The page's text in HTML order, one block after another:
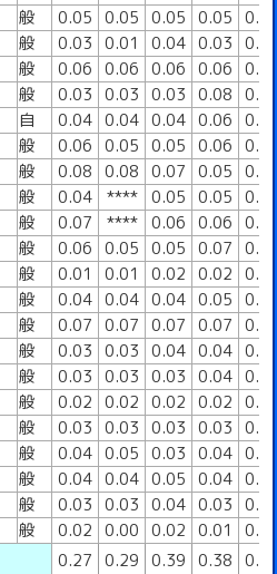
般 0.05 0.05 0.05 0.05
般 0.03 0.01 0.04 0.03
般 0.06 0.06 0.06 0.06
般 0.03 0.03 0.03 0.08
自 0.04 0.04 0.04 0.06
般 0.06 0.05 0.05 0.06
般 0.08 0.08 0.07 0.05
般 0.04 **** 0.05 0.05
般 0.07 **** 0.06 0.06
般 0.06 0.05 0.05 0.07
般 0.01 0.01 0.02 0.02
般 0.04 0.04 0.04 0.05
般 0.07 0.07 0.07 0.07
般 0.03 0.03 0.04 0.04
般 0.03 0.03 0.03 0.04
般 0.02 0.02 0.02 0.02
般 0.03 0.03 0.03 0.03
般 0.04 0.05 0.03 0.04
般 0.04 0.04 0.05 0.04
般 0.03 0.03 0.04 0.03
般 0.02 0.00 0.02 0.01
0.27 0.29 0.39 0.38